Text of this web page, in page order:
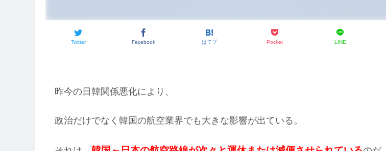
Twitter Facebook はてブ Pocket LINE
昨今の日韓関係悪化により、
政治だけでなく韓国の航空業界でも大きな影響が出ている。